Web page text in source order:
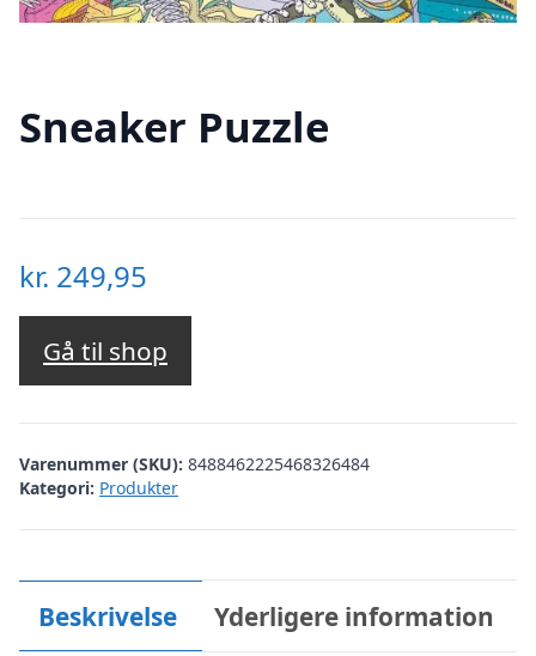
Sneaker Puzzle
kr. 249,95
Gå til shop
Varenummer (SKU): 8488462225468326484
Kategori: Produkter
Beskrivelse Yderligere information